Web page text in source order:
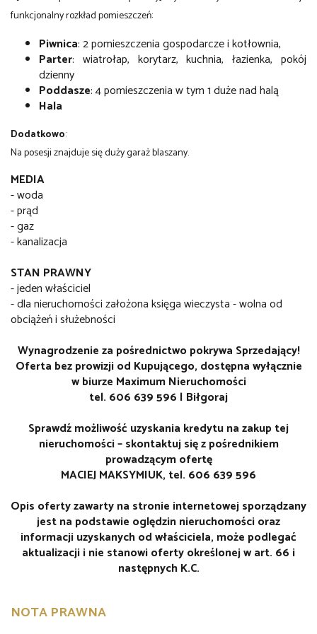
funkcjonalny rozkład pomieszczeń:
Piwnica: 2 pomieszczenia gospodarcze i kotłownia,
Parter: wiatrołap, korytarz, kuchnia, łazienka, pokój
dzienny
Poddasze: 4 pomieszczenia w tym 1 duże nad halą
Hala
Dodatkowo:
Na posesji znajduje się duży garaż blaszany.
MEDIA
- woda
- prąd
- gaz
- kanalizacja
STAN PRAWNY
- jeden właściciel
- dla nieruchomości założona księga wieczysta - wolna od
obciążeń i służebności
Wynagrodzenie za pośrednictwo pokrywa Sprzedający!
Oferta bez prowizji od Kupującego, dostępna wyłącznie
w biurze Maximum Nieruchomości
tel. 606 639 596 | Biłgoraj
Sprawdź możliwość uzyskania kredytu na zakup tej
nieruchomości – skontaktuj się z pośrednikiem
prowadzącym ofertę
MACIEJ MAKSYMIUK, tel. 606 639 596
Opis oferty zawarty na stronie internetowej sporządzany
jest na podstawie oględzin nieruchomości oraz
informacji uzyskanych od właściciela, może podlegać
aktualizacji i nie stanowi oferty określonej w art. 66 i
następnych K.C.
NOTA PRAWNA